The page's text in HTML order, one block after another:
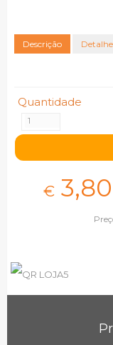
Descrição
Quantidade
€ 3,80